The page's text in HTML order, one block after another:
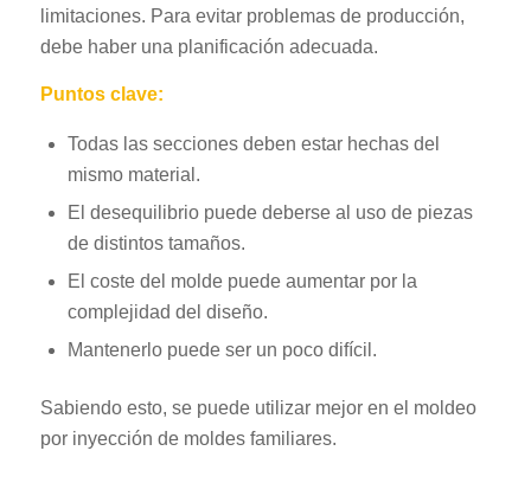
limitaciones. Para evitar problemas de producción,
debe haber una planificación adecuada.
Puntos clave:
Todas las secciones deben estar hechas del
mismo material.
El desequilibrio puede deberse al uso de piezas
de distintos tamaños.
El coste del molde puede aumentar por la
complejidad del diseño.
Mantenerlo puede ser un poco difícil.
Sabiendo esto, se puede utilizar mejor en el moldeo
por inyección de moldes familiares.